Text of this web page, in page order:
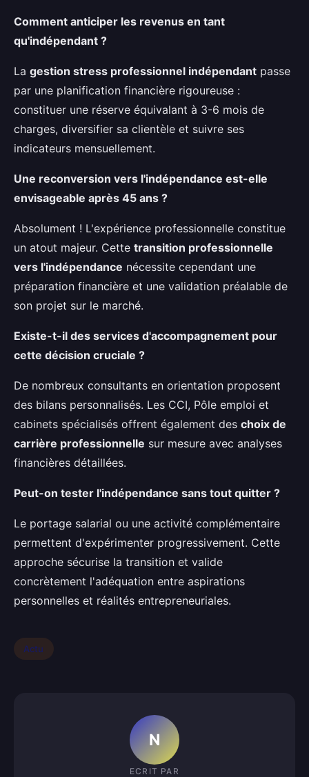
Comment anticiper les revenus en tant
qu'indépendant ?
La gestion stress professionnel indépendant passe
par une planification financière rigoureuse :
constituer une réserve équivalant à 3-6 mois de
charges, diversifier sa clientèle et suivre ses
indicateurs mensuellement.
Une reconversion vers l'indépendance est-elle
envisageable après 45 ans ?
Absolument ! L'expérience professionnelle constitue
un atout majeur. Cette transition professionnelle
vers l'indépendance nécessite cependant une
préparation financière et une validation préalable de
son projet sur le marché.
Existe-t-il des services d'accompagnement pour
cette décision cruciale ?
De nombreux consultants en orientation proposent
des bilans personnalisés. Les CCI, Pôle emploi et
cabinets spécialisés offrent également des choix de
carrière professionnelle sur mesure avec analyses
financières détaillées.
Peut-on tester l'indépendance sans tout quitter ?
Le portage salarial ou une activité complémentaire
permettent d'expérimenter progressivement. Cette
approche sécurise la transition et valide
concrètement l'adéquation entre aspirations
personnelles et réalités entrepreneuriales.
Actu
N
ECRIT PAR